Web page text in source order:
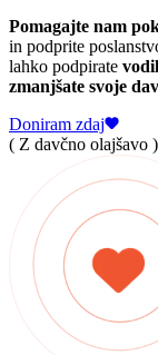
Pomagajte nam
in podprite
lahko podpirate
zmanjšate svoje
Doniram zdaj
( Z davčno olajšavo )